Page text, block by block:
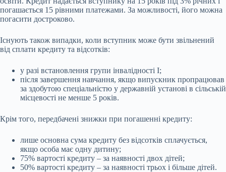
погашається 15 рівними платежами. За можливості, його можна
погасити достроково.
Існують також випадки, коли вступник може бути звільнений
від сплати кредиту та відсотків:
у разі встановлення групи інвалідності І;
після завершення навчання, якщо випускник пропрацював
за здобутою спеціальністю у державній установі в сільській
місцевості не менше 5 років.
Крім того, передбачені знижки при погашенні кредиту:
лише основна сума кредиту без відсотків сплачується,
якщо особа має одну дитину;
75% вартості кредиту – за наявності двох дітей;
50% вартості кредиту – за наявності трьох і більше дітей.